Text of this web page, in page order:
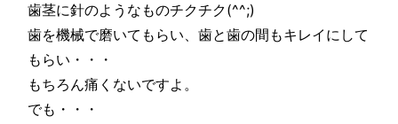
歯茎に針のようなものチクチク(^^;)
歯を機械で磨いてもらい、歯と歯の間もキレイにして
もらい・・・
もちろん痛くないですよ。
でも・・・